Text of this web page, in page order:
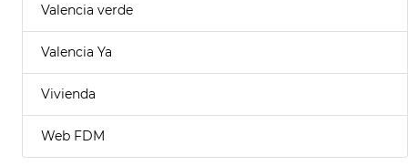
Valencia verde
Valencia Ya
Vivienda
Web FDM